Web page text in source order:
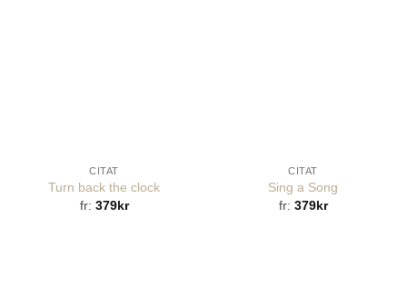
CITAT
Turn back the clock
fr: 379kr
CITAT
Sing a Song
fr: 379kr